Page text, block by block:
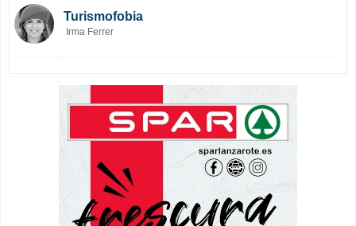
Turismofobia
Irma Ferrer